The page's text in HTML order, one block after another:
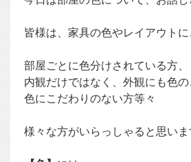
皆様は、家具の色やレイアウト
部屋ごとに色分けされている方、
内観だけではなく、外観にも色の
色にこだわりのない方等々
様々な方がいらっしゃると思いま